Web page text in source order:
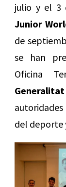
julio y el 3
Junior
de
se han
Oficina
del deporte